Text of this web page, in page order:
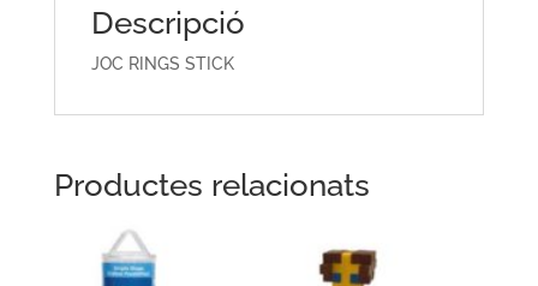
Descripció
JOC RINGS STICK
Productes relacionats